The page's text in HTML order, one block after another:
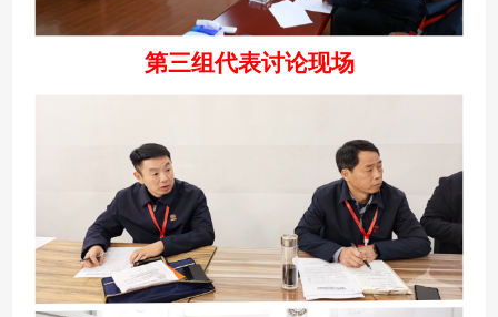
第三组代表讨论现场